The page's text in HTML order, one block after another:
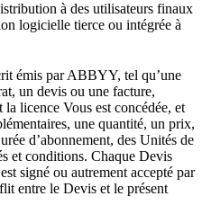
à des utilisateurs finaux
logicielle tierce ou intégrée à
émis par ABBYY, tel qu’une
un devis ou une facture,
licence Vous est concédée, et
une quantité, un prix,
d’abonnement, des Unités de
et conditions. Chaque Devis
signé ou autrement accepté par
entre le Devis et le présent